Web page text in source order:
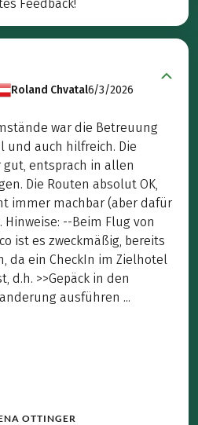
Feedback!
Roland Chvatal6/3/2026
war die Betreuung
und auch hilfreich. Die
entsprach in allen
Die Routen absolut OK,
immer machbar (aber dafür
Hinweise: --Beim Flug von
ist es zweckmäßig, bereits
da ein CheckIn im Zielhotel
d.h. >>Gepäck in den
ausführen ...
OTTINGER